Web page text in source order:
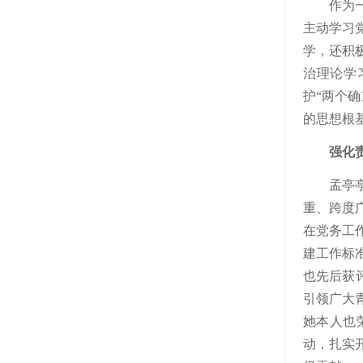
作为
主动学习
学，还积
治理论学
护“两个
的思想根
强化
孟亭
重、跨度
在党务工
建工作标
也先后获
引领广大
她本人也
动，扎实